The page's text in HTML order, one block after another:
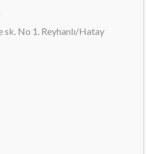
No 1. Reyhanlı/Hatay